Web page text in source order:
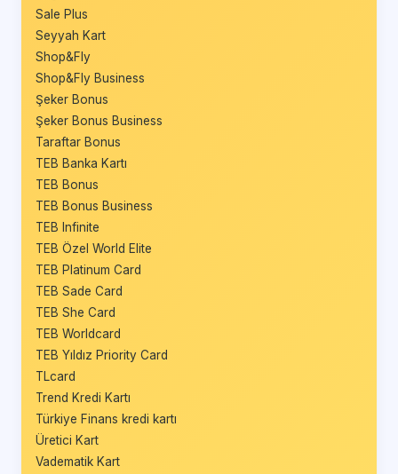
Sale Plus
Seyyah Kart
Shop&Fly
Shop&Fly Business
Şeker Bonus
Şeker Bonus Business
Taraftar Bonus
TEB Banka Kartı
TEB Bonus
TEB Bonus Business
TEB Infinite
TEB Özel World Elite
TEB Platinum Card
TEB Sade Card
TEB She Card
TEB Worldcard
TEB Yıldız Priority Card
TLcard
Trend Kredi Kartı
Türkiye Finans kredi kartı
Üretici Kart
Vadematik Kart